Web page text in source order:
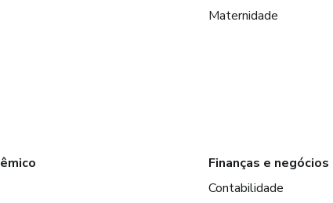
Maternidade
Finanças e negócios
Contabilidade